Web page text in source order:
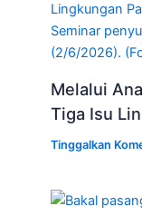
Seminar
(2/6/2026).
Melalui
Tiga Isu
Tinggalkan